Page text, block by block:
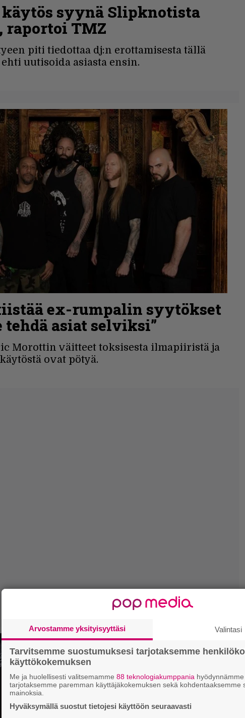
syynä Slipknotista
raportoi TMZ
piti tiedottaa dj:n erottamisesta tällä
uutisoida asiasta ensin.
ex-rumpalin syytökset
tehdä asiat selviksi”
Morottin väitteet toksisesta ilmapiiristä ja
ovat pötyä.
Arvostamme yksityisyyttäsi Valintasi
Tarvitsemme suostumuksesi tarjotaksemme
käyttökokemuksen
Me ja huolellisesti valitsemamme 88 teknologiakumppania
tarjotaksemme paremman käyttäjäkokemuksen sekä kohdentaaksemme
mainoksia.
Hyväksymällä suostut tietojesi käyttöön seuraavasti